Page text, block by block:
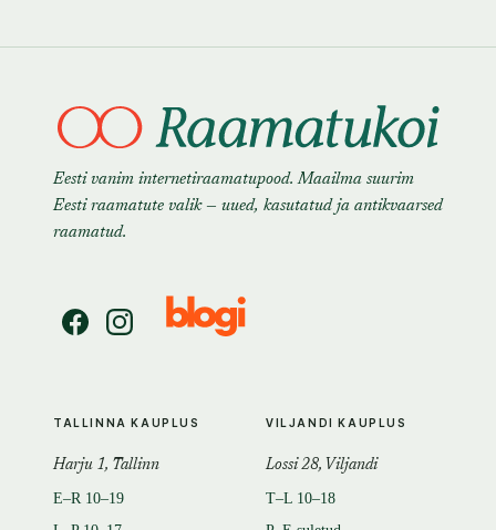
Eesti vanim internetiraamatupood. Maailma suurim
Eesti raamatute valik — uued, kasutatud ja antikvaarsed
raamatud.
TALLINNA KAUPLUS
Harju 1, Tallinn
E–R 10–19
VILJANDI KAUPLUS
Lossi 28, Viljandi
T–L 10–18